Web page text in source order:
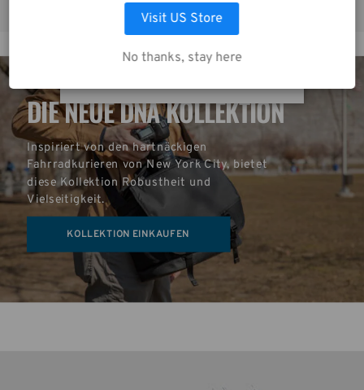
DIE NEUE DNA KOLLEKTION
Inspiriert von den hartnäckigen
Fahrradkurieren von New York City, bietet
diese Kollektion Robustheit und
Vielseitigkeit.
KOLLEKTION EINKAUFEN
AUSWAHL ANPASSEN
ALLE COOKIES AKZEPTIEREN
Visit US Store
No thanks, stay here